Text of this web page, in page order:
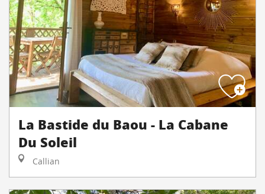
La Bastide du Baou - La Cabane
Du Soleil
Callian